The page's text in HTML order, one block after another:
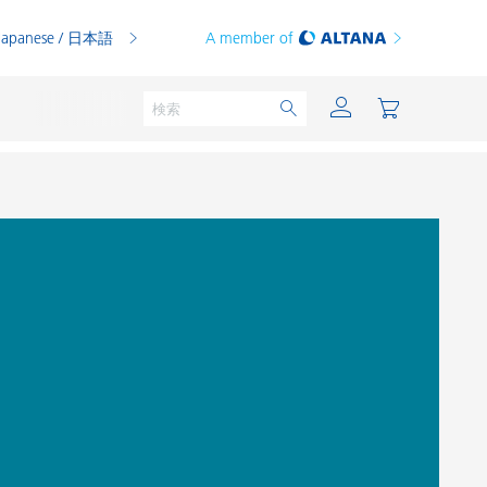
/ 日本語 A member of